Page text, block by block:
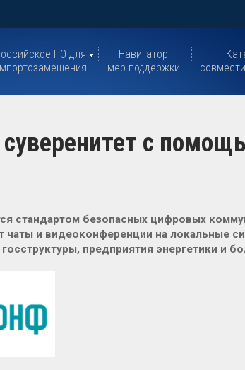
ПО для
Навигатор
мер поддержки
с
стандартом безопасных цифровых
чаты и видеоконференции на локальные
предприятия энергетики и